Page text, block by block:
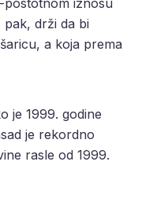
postotnom iznosu
pak, drži da bi
a koja prema
je 1999. godine
je rekordno
rasle od 1999.